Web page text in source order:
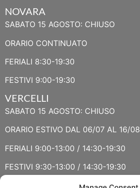
NOVARA
SABATO 15 AGOSTO: CHIUSO
ORARIO CONTINUATO
FERIALI 8:30-19:30
FESTIVI 9:00-19:30
VERCELLI
SABATO 15 AGOSTO: CHIUSO
ORARIO ESTIVO DAL 06/07 AL 16/08
FERIALI 9:00-13:00 / 14:30-19:30
FESTIVI 9:30-13:00 / 14:30-19:30